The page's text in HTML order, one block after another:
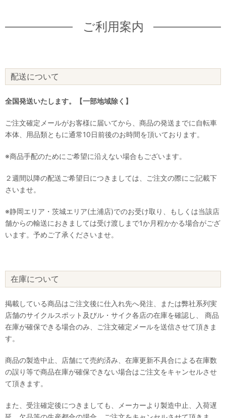
ご利用案内
配送について
全国発送いたします。【一部地域除く】
ご注文確定メールがお客様に届いてから、商品の発送までに自転車
本体、用品類ともに通常10日前後のお時間を頂いております。
※商品手配のためにご希望に沿えない場合もございます。
２週間以降の配送ご希望日につきましては、ご注文の際にご記載下
さいませ。
※静岡エリア・茨城エリア(土浦店)でのお受け取り、もしくは当該店
舗からの輸送におきましては受け渡しまで1か月程かかる場合がござ
います。予めご了承くださいませ。
在庫について
掲載している商品はご注文後に仕入れ先へ発注、または弊社系列実
店舗のサイクルスポット及びル・サイク各店の在庫を確認し、 商品
在庫が確保できる場合のみ、ご注文確定メールを送信させて頂きま
す。
商品の製造中止、店舗にて売約済み、在庫更新不具合による在庫数
の誤り等で商品在庫が確保できない場合はご注文をキャンセルさせ
て頂きます。
また、受注確定後につきましても、メーカーより製造中止、入荷遅